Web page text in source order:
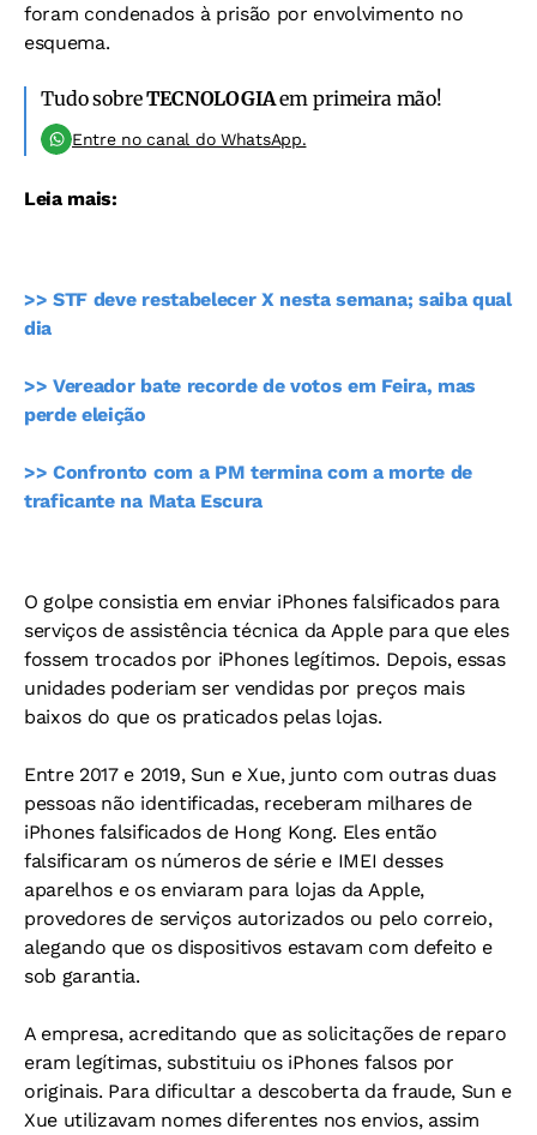
foram condenados à prisão por envolvimento no
esquema.
Tudo sobreTECNOLOGIAem primeira mão!
Entre no canal do WhatsApp.
Leia mais:
>> STF deve restabelecer X nesta semana; saiba qual
dia
>> Vereador bate recorde de votos em Feira, mas
perde eleição
>> Confronto com a PM termina com a morte de
traficante na Mata Escura
O golpe consistia em enviar iPhones falsificados para
serviços de assistência técnica da Apple para que eles
fossem trocados por iPhones legítimos. Depois, essas
unidades poderiam ser vendidas por preços mais
baixos do que os praticados pelas lojas.
Entre 2017 e 2019, Sun e Xue, junto com outras duas
pessoas não identificadas, receberam milhares de
iPhones falsificados de Hong Kong. Eles então
falsificaram os números de série e IMEI desses
aparelhos e os enviaram para lojas da Apple,
provedores de serviços autorizados ou pelo correio,
alegando que os dispositivos estavam com defeito e
sob garantia.
A empresa, acreditando que as solicitações de reparo
eram legítimas, substituiu os iPhones falsos por
originais. Para dificultar a descoberta da fraude, Sun e
Xue utilizavam nomes diferentes nos envios, assim